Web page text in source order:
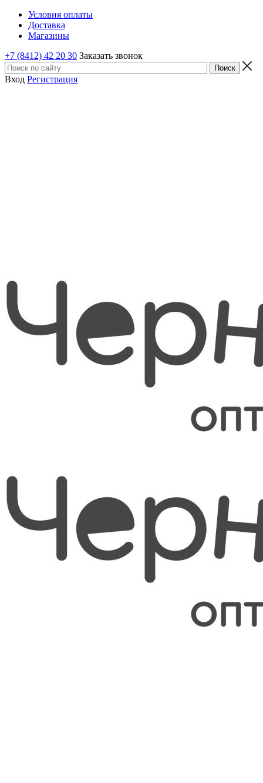
Условия оплаты
Доставка
Магазины
+7 (8412) 42 20 30 Заказать звонок
Вход Регистрация